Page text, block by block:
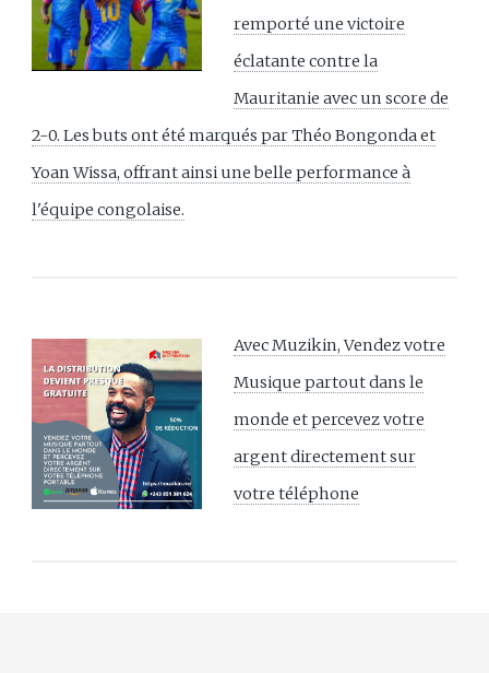
remporté une victoire
éclatante contre la
Mauritanie avec un score de
2-0. Les buts ont été marqués par Théo Bongonda et
Yoan Wissa, offrant ainsi une belle performance à
l'équipe congolaise.
Avec Muzikin, Vendez votre
Musique partout dans le
monde et percevez votre
argent directement sur
votre téléphone